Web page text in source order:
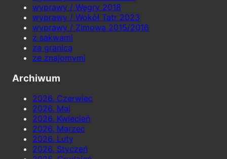
wyprawy / Węgry 2018
wyprawy / Wokół Tatr 2023
wyprawy / Zimowa 2015/2016
z sakwami
za granicą
ze znajomymi
Archiwum
2026, Czerwiec
2026, Maj
2026, Kwiecień
2026, Marzec
2026, Luty
2026, Styczeń